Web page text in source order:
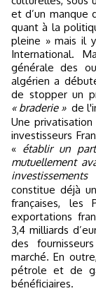
et d’un manque
quant à la
pleine » mais il
International.
générale des
algérien a
de stopper un
« braderie » de
Une
investisseurs
« établir un
mutuellement
constitue déjà
françaises, les
exportations
3,4 milliards
des
marché.En
pétrole et de
bénéficiaires.